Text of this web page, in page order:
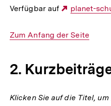
Verfügbar auf
Externer
planet-
Interner
Zum Anfang der Seite
2.
Klicken Sie auf die Titel,